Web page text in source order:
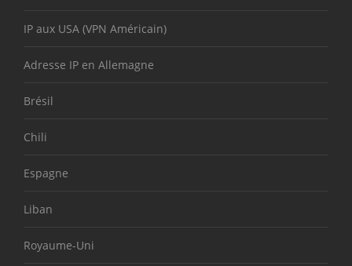
IP aux USA (VPN Américain)
Adresse IP en Allemagne
Brésil
Chili
Espagne
Liban
Royaume-Uni